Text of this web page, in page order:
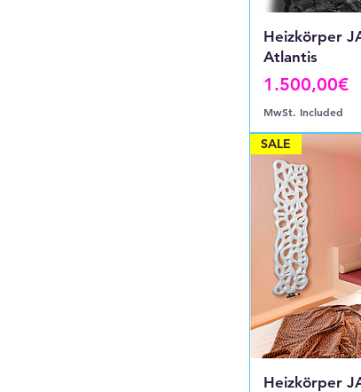
Heizkörper
Atlantis
Price
1.500,00€
MwSt. Included
SALE
Heizkörper